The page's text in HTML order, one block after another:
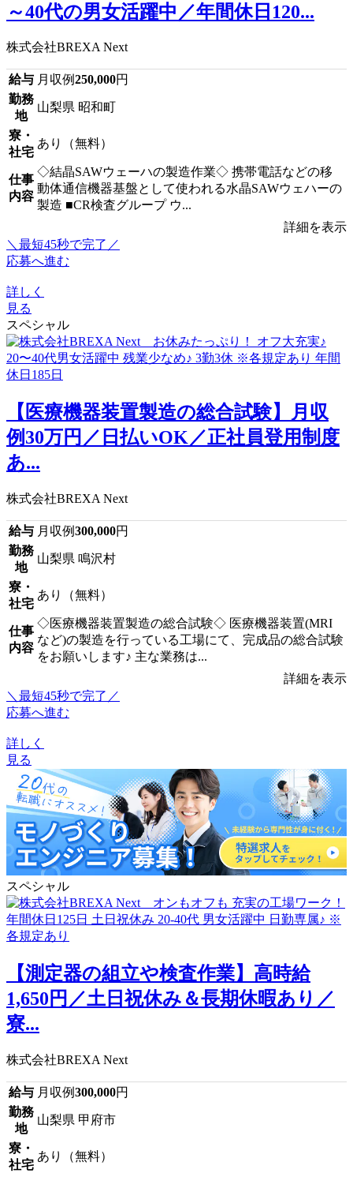
～40代の男女活躍中／年間休日120...
株式会社BREXA Next
給与 月収例250,000円
勤務
地
山梨県 昭和町
寮・
社宅
あり（無料）
仕事
内容
◇結晶SAWウェーハの製造作業◇ 携帯電話などの移
動体通信機器基盤として使われる水晶SAWウェハーの
製造 ■CR検査グループ ウ...
詳細を表示
＼最短45秒で完了／
応募へ進む
詳しく
見る
スペシャル
【医療機器装置製造の総合試験】月収
例30万円／日払いOK／正社員登用制度
あ...
株式会社BREXA Next
給与 月収例300,000円
勤務
地
山梨県 鳴沢村
寮・
社宅
あり（無料）
仕事
内容
◇医療機器装置製造の総合試験◇ 医療機器装置(MRI
など)の製造を行っている工場にて、完成品の総合試験
をお願いします♪ 主な業務は...
詳細を表示
＼最短45秒で完了／
応募へ進む
詳しく
見る
スペシャル
【測定器の組立や検査作業】高時給
1,650円／土日祝休み＆長期休暇あり／
寮...
株式会社BREXA Next
給与 月収例300,000円
勤務
地
山梨県 甲府市
寮・
社宅
あり（無料）